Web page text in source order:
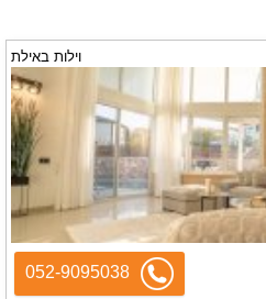
וילות באילת
052-9095038